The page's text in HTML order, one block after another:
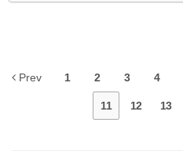
Prev 1 2 3 4
11 12 13